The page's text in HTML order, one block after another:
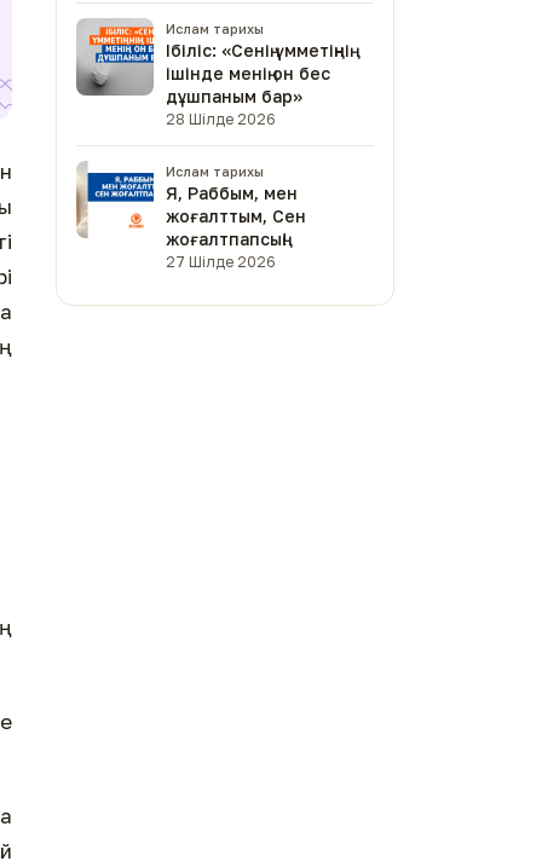
Ислам тарихы
Ібіліс: «Сенің үмметіңнің
ішінде менің он бес
дұшпаным бар»
28 Шілде 2026
Ислам тарихы
Я, Раббым, мен
жоғалттым, Сен
жоғалтпапсың!
27 Шілде 2026